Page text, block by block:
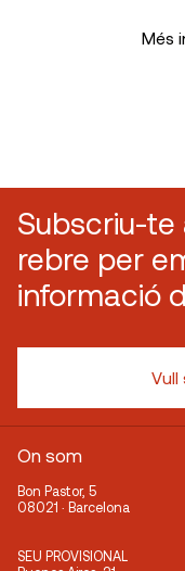
Més
Subscriu-te
rebre per
informació
Vull
On som
Bon Pastor, 5
08021 · Barcelona
SEU PROVISIONAL